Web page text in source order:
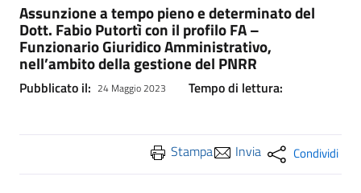
Assunzione a tempo pieno e determinato del
Dott. Fabio Putortì con il profilo FA –
Funzionario Giuridico Amministrativo,
nell’ambito della gestione del PNRR
Pubblicato il: 24 Maggio 2023 Tempo di lettura:
Stampa Invia Condividi